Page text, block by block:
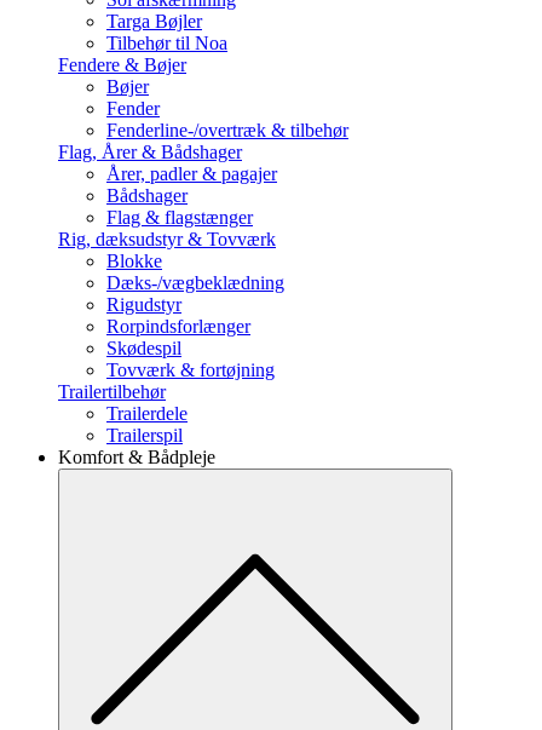
Targa Bøjler
Tilbehør til Noa
Fendere & Bøjer
Bøjer
Fender
Fenderline-/overtræk & tilbehør
Flag, Årer & Bådshager
Årer, padler & pagajer
Bådshager
Flag & flagstænger
Rig, dæksudstyr & Tovværk
Blokke
Dæks-/vægbeklædning
Rigudstyr
Rorpindsforlænger
Skødespil
Tovværk & fortøjning
Trailertilbehør
Trailerdele
Trailerspil
Komfort & Bådpleje